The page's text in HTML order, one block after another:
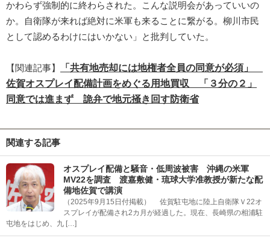
かわらず強制的に終わらされた。こんな説明会があっていいの
か。自衛隊が来れば絶対に米軍も来ることに繋がる。柳川市民
として認めるわけにはいかない」と批判していた。
【関連記事】
「共有地売却には地権者全員の同意が必須」
佐賀オスプレイ配備計画をめぐる用地買収 「３分の２」
同意では進まず 詭弁で地元掻き回す防衛省
関連する記事
オスプレイ配備と騒音・低周波被害 沖縄の米軍
MV22を調査 渡嘉敷健・琉球大学准教授が新たな配
備地佐賀で講演
（2025年9月15日付掲載） 佐賀駐屯地に陸上自衛隊Ｖ22オ
スプレイが配備され2カ月が経過した。現在、長崎県の相浦駐
屯地をはじめ、九 […]